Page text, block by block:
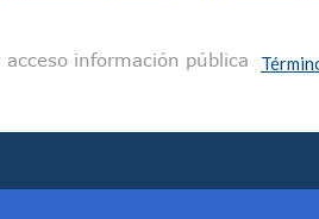
acceso información pública